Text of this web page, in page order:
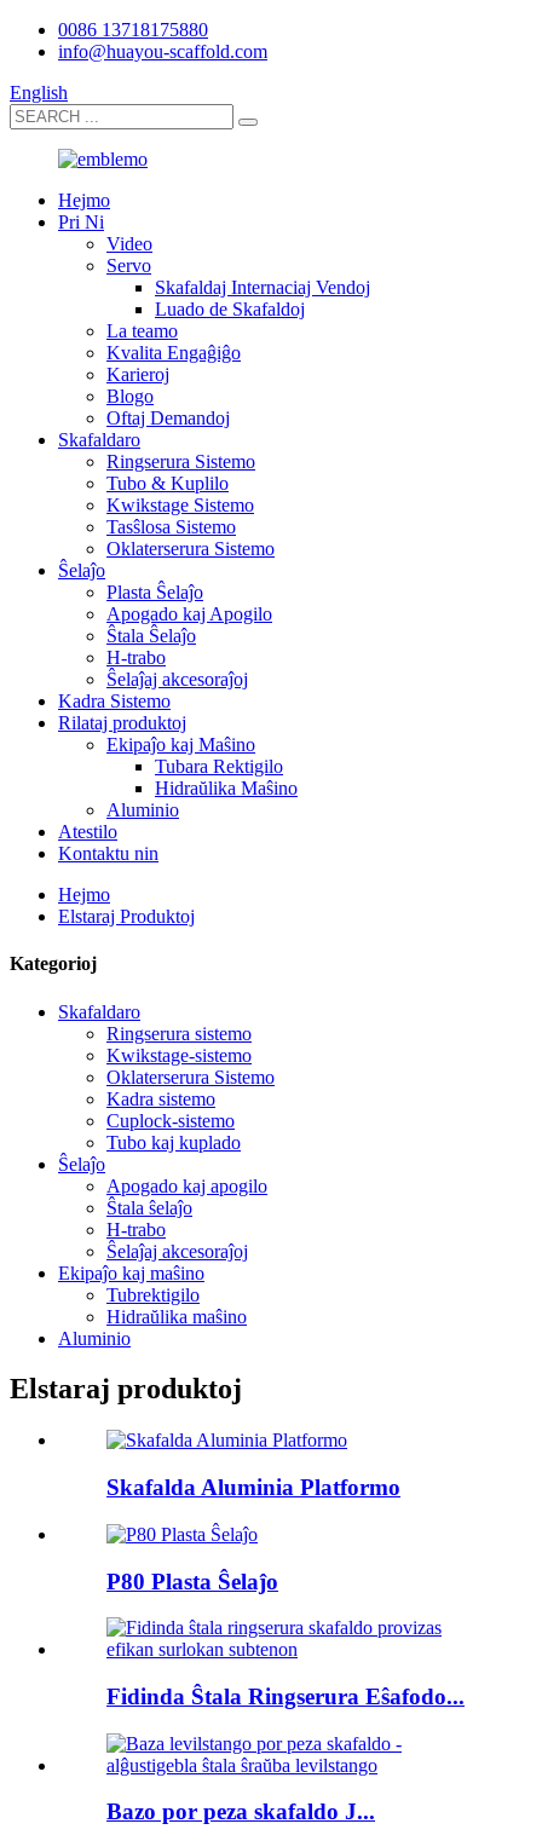
0086 13718175880
info@huayou-scaffold.com
English
Hejmo
Pri Ni
Video
Servo
Skafaldaj Internaciaj Vendoj
Luado de Skafaldoj
La teamo
Kvalita Engaĝiĝo
Karieroj
Blogo
Oftaj Demandoj
Skafaldaro
Ringserura Sistemo
Tubo & Kuplilo
Kwikstage Sistemo
Tasŝlosa Sistemo
Oklaterserura Sistemo
Ŝelaĵo
Plasta Ŝelaĵo
Apogado kaj Apogilo
Ŝtala Ŝelaĵo
H-trabo
Ŝelaĵaj akcesoraĵoj
Kadra Sistemo
Rilataj produktoj
Ekipaĵo kaj Maŝino
Tubara Rektigilo
Hidraŭlika Maŝino
Aluminio
Atestilo
Kontaktu nin
Hejmo
Elstaraj Produktoj
Kategorioj
Skafaldaro
Ringserura sistemo
Kwikstage-sistemo
Oklaterserura Sistemo
Kadra sistemo
Cuplock-sistemo
Tubo kaj kuplado
Ŝelaĵo
Apogado kaj apogilo
Ŝtala ŝelaĵo
H-trabo
Ŝelaĵaj akcesoraĵoj
Ekipaĵo kaj maŝino
Tubrektigilo
Hidraŭlika maŝino
Aluminio
Elstaraj produktoj
Skafalda Aluminia Platformo
P80 Plasta Ŝelaĵo
Fidinda Ŝtala Ringserura Eŝafodo...
Bazo por peza skafaldo J...